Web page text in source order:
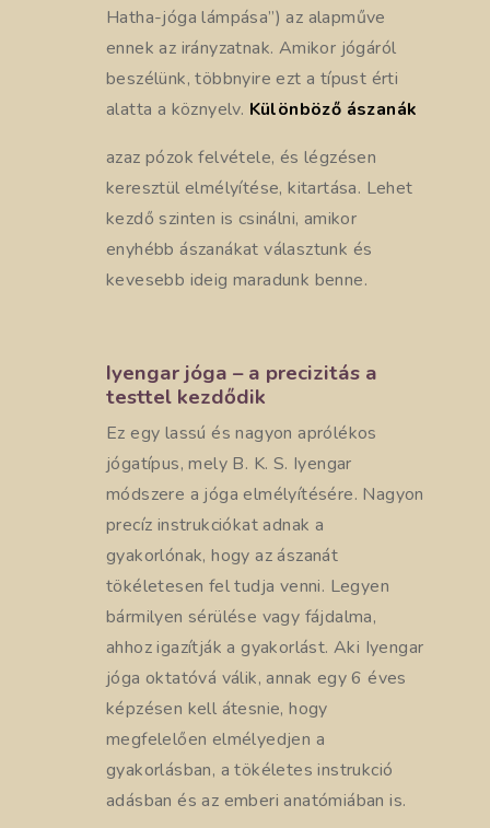
Hatha-jóga lámpása”) az alapműve
ennek az irányzatnak. Amikor jógáról
beszélünk, többnyire ezt a típust érti
alatta a köznyelv. Különböző ászanák
azaz pózok felvétele, és légzésen
keresztül elmélyítése, kitartása. Lehet
kezdő szinten is csinálni, amikor
enyhébb ászanákat választunk és
kevesebb ideig maradunk benne.
Iyengar jóga – a precizitás a
testtel kezdődik
Ez egy lassú és nagyon aprólékos
jógatípus, mely B. K. S. Iyengar
módszere a jóga elmélyítésére. Nagyon
precíz instrukciókat adnak a
gyakorlónak, hogy az ászanát
tökéletesen fel tudja venni. Legyen
bármilyen sérülése vagy fájdalma,
ahhoz igazítják a gyakorlást. Aki Iyengar
jóga oktatóvá válik, annak egy 6 éves
képzésen kell átesnie, hogy
megfelelően elmélyedjen a
gyakorlásban, a tökéletes instrukció
adásban és az emberi anatómiában is.